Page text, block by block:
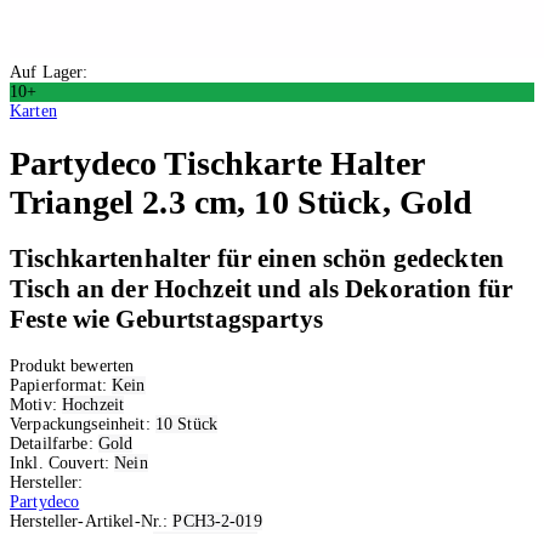
Auf Lager:
10+
Karten
Partydeco Tischkarte Halter
Triangel 2.3 cm, 10 Stück, Gold
Tischkartenhalter für einen schön gedeckten
Tisch an der Hochzeit und als Dekoration für
Feste wie Geburtstagspartys
Produkt bewerten
Papierformat: Kein
Motiv: Hochzeit
Verpackungseinheit: 10 Stück
Detailfarbe: Gold
Inkl. Couvert:Nein
Hersteller:
Partydeco
Hersteller-Artikel-Nr.:PCH3-2-019